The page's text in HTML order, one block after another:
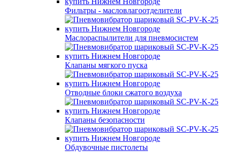
Фильтры - масловлагоотделители
Маслораспылители для пневмосистем
Клапаны мягкого пуска
Отводные блоки сжатого воздуха
Клапаны безопасности
Обдувочные пистолеты